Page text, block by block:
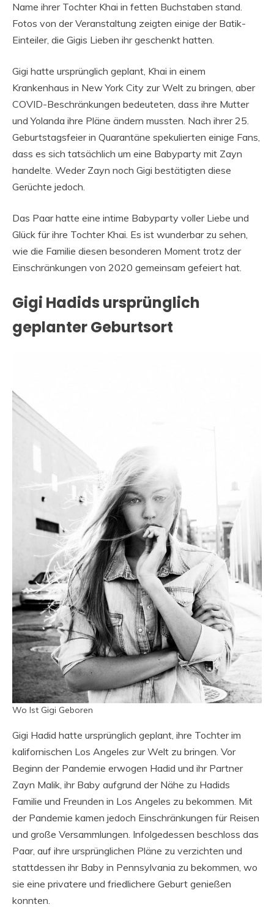
Name ihrer Tochter Khai in fetten Buchstaben stand.
Fotos von der Veranstaltung zeigten einige der Batik-
Einteiler, die Gigis Lieben ihr geschenkt hatten.
Gigi hatte ursprünglich geplant, Khai in einem
Krankenhaus in New York City zur Welt zu bringen, aber
COVID-Beschränkungen bedeuteten, dass ihre Mutter
und Yolanda ihre Pläne ändern mussten. Nach ihrer 25.
Geburtstagsfeier in Quarantäne spekulierten einige Fans,
dass es sich tatsächlich um eine Babyparty mit Zayn
handelte. Weder Zayn noch Gigi bestätigten diese
Gerüchte jedoch.
Das Paar hatte eine intime Babyparty voller Liebe und
Glück für ihre Tochter Khai. Es ist wunderbar zu sehen,
wie die Familie diesen besonderen Moment trotz der
Einschränkungen von 2020 gemeinsam gefeiert hat.
Gigi Hadids ursprünglich
geplanter Geburtsort
Wo Ist Gigi Geboren
Gigi Hadid hatte ursprünglich geplant, ihre Tochter im
kalifornischen Los Angeles zur Welt zu bringen. Vor
Beginn der Pandemie erwogen Hadid und ihr Partner
Zayn Malik, ihr Baby aufgrund der Nähe zu Hadids
Familie und Freunden in Los Angeles zu bekommen. Mit
der Pandemie kamen jedoch Einschränkungen für Reisen
und große Versammlungen. Infolgedessen beschloss das
Paar, auf ihre ursprünglichen Pläne zu verzichten und
stattdessen ihr Baby in Pennsylvania zu bekommen, wo
sie eine privatere und friedlichere Geburt genießen
konnten.